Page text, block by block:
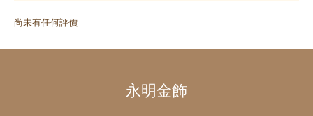
尚未有任何評價
永明金飾